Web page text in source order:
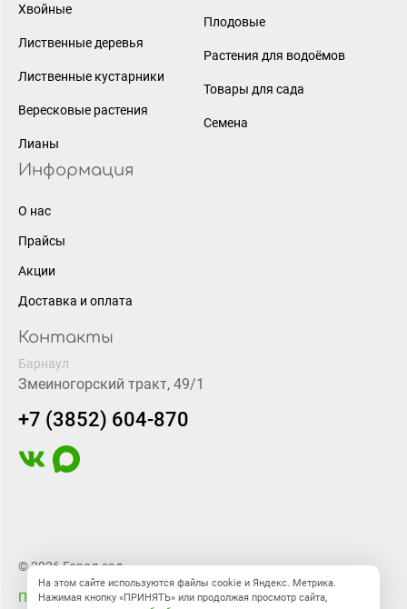
Хвойные
Лиственные деревья
Лиственные кустарники
Вересковые растения
Лианы
Плодовые
Растения для водоёмов
Товары для сада
Семена
Информация
О нас
Прайсы
Акции
Доставка и оплата
Контакты
Барнаул
Змеиногорский тракт, 49/1
+7 (3852) 604-870
© 2026 Город-сад
Правовая информация
На этом сайте используются файлы cookie и Яндекс. Метрика.
Нажимая кнопку «ПРИНЯТЬ» или продолжая просмотр сайта,